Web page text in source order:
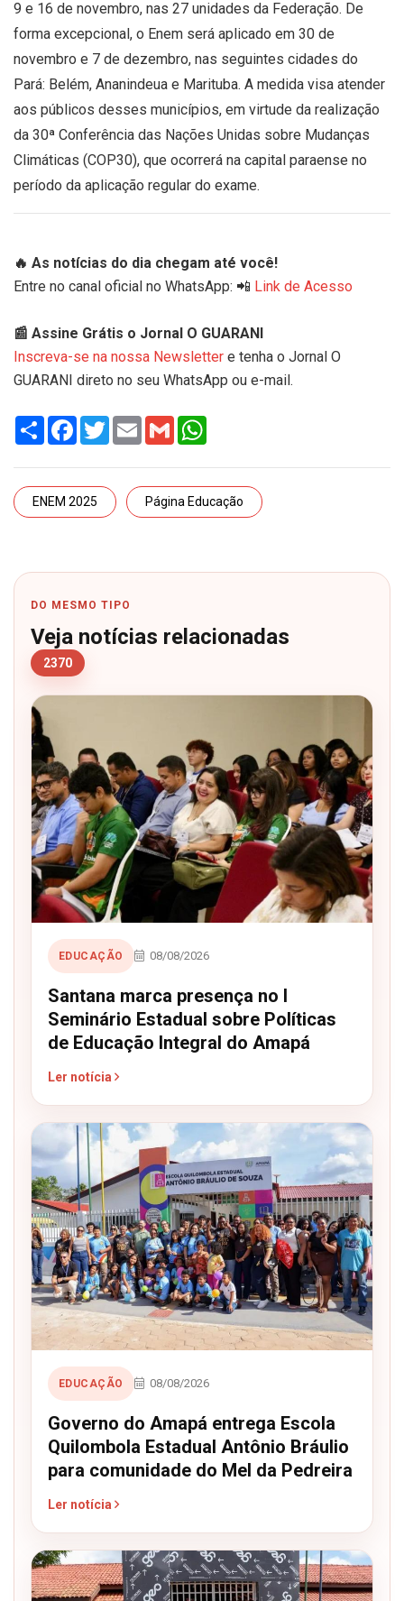
9 e 16 de novembro, nas 27 unidades da Federação. De
forma excepcional, o Enem será aplicado em 30 de
novembro e 7 de dezembro, nas seguintes cidades do
Pará: Belém, Ananindeua e Marituba. A medida visa atender
aos públicos desses municípios, em virtude da realização
da 30ª Conferência das Nações Unidas sobre Mudanças
Climáticas (COP30), que ocorrerá na capital paraense no
período da aplicação regular do exame.
🔥 As notícias do dia chegam até você!
Entre no canal oficial no WhatsApp: 📲 Link de Acesso
📰 Assine Grátis o Jornal O GUARANI
Inscreva-se na nossa Newsletter e tenha o Jornal O
GUARANI direto no seu WhatsApp ou e-mail.
Share Facebook
TwitterEmail Gmail
ENEM 2025 Página Educação
DO MESMO TIPO
Veja notícias relacionadas
2370
EDUCAÇÃO 08/08/2026
Santana marca presença no I
Seminário Estadual sobre Políticas
de Educação Integral do Amapá
Ler notícia
EDUCAÇÃO 08/08/2026
Governo do Amapá entrega Escola
Quilombola Estadual Antônio Bráulio
para comunidade do Mel da Pedreira
Ler notícia